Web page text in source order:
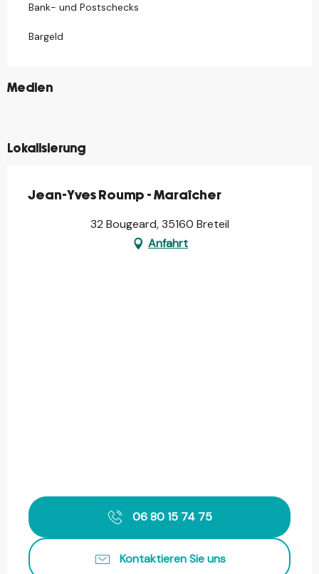
Bank- und Postschecks
Bargeld
Medien
©
©
Lokalisierung
Jean-Yves Roump - Maraîcher
32 Bougeard, 35160 Breteil
Anfahrt
06 80 15 74 75
Kontaktieren Sie uns